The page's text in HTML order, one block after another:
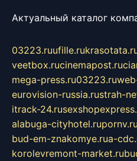
Актуальный каталог
03223.ruufille.ru
veetbox.rucinemapost.ru
mega-press.ru03223.ru
eurovision-russia.rustrah-
itrack-24.ru
alabuga-cityhotel.rupornv.ru
bud-em-znakomye.rua-
korolevremont-market.ru